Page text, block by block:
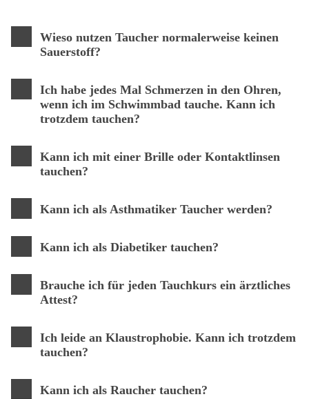
Wieso nutzen Taucher normalerweise keinen
Sauerstoff?
Ich habe jedes Mal Schmerzen in den Ohren,
wenn ich im Schwimmbad tauche. Kann ich
trotzdem tauchen?
Kann ich mit einer Brille oder Kontaktlinsen
tauchen?
Kann ich als Asthmatiker Taucher werden?
Kann ich als Diabetiker tauchen?
Brauche ich für jeden Tauchkurs ein ärztliches
Attest?
Ich leide an Klaustrophobie. Kann ich trotzdem
tauchen?
Kann ich als Raucher tauchen?